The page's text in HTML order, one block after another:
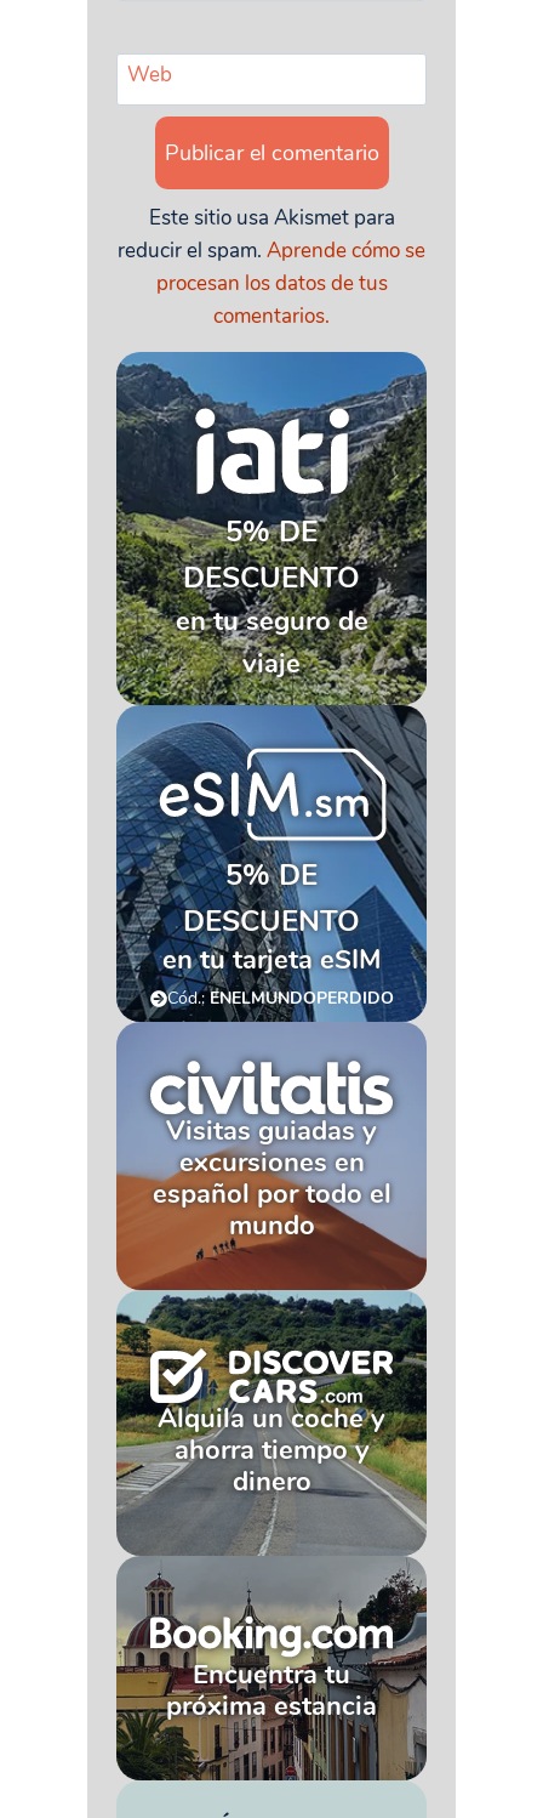
Web
Este sitio usa Akismet para
reducir el spam. Aprende cómo se
procesan los datos de tus
comentarios.
5% DE
DESCUENTO
en tu seguro de
viaje
5% DE
DESCUENTO
en tu tarjeta eSIM
Cód.:ENELMUNDOPERDIDO
Visitas guiadas y
excursiones en
español por todo el
mundo
Alquila un coche y
ahorra tiempo y
dinero
Encuentra tu
próxima estancia